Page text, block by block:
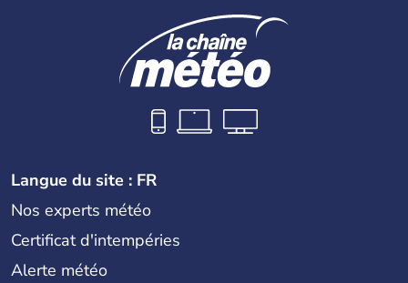
Langue du site : FR
Nos experts météo
Certificat d'intempéries
Alerte météo